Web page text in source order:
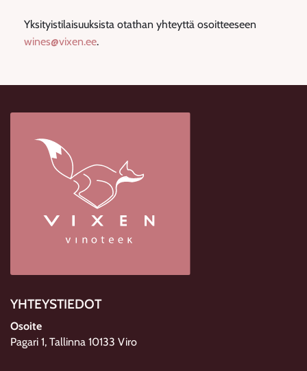
Yksityistilaisuuksista otathan yhteyttä osoitteeseen
wines@vixen.ee.
YHTEYSTIEDOT
Osoite
Pagari 1, Tallinna 10133 Viro